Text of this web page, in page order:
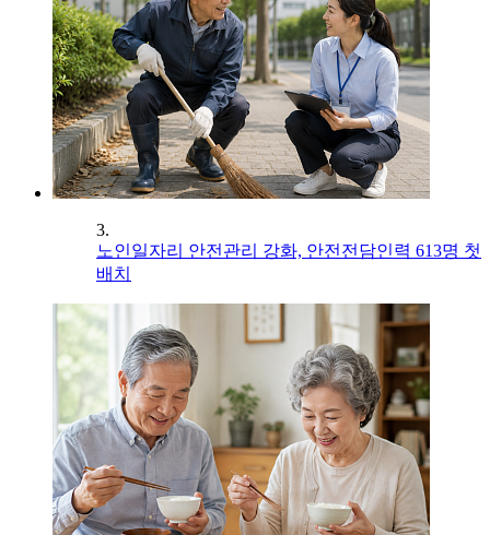
3.
노인일자리 안전관리 강화, 안전전담인력 613명 첫
배치